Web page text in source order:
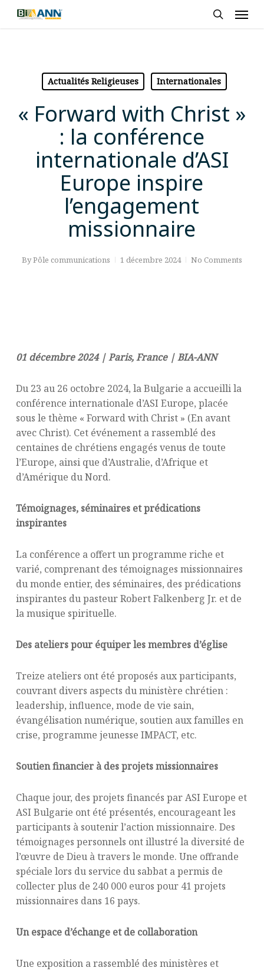
Skip
Actualités Religieuses Internationales
« Forward with Christ »
: la conférence
internationale d’ASI
Europe inspire
l’engagement
missionnaire
ByPôle communications 1 décembre 2024 No Comments
01 décembre 2024 | Paris, France | BIA-ANN
Du 23 au 26 octobre 2024, la Bulgarie a accueilli la
conférence internationale d’ASI Europe, placée
sous le thème « Forward with Christ » (En avant
avec Christ). Cet événement a rassemblé des
centaines de chrétiens engagés venus de toute
l’Europe, ainsi que d’Australie, d’Afrique et
d’Amérique du Nord.
Témoignages, séminaires et prédications
inspirantes
La conférence a offert un programme riche et
varié, comprenant des témoignages missionnaires
du monde entier, des séminaires, des prédications
inspirantes du pasteur Robert Falkenberg Jr. et de
la musique spirituelle.
Des ateliers pour équiper les membres d’église
Treize ateliers ont été proposés aux participants,
couvrant divers aspects du ministère chrétien :
leadership, influence, mode de vie sain,
évangélisation numérique, soutien aux familles en
crise, programme jeunesse IMPACT, etc.
Soutien financier à des projets missionnaires
Chaque jour, des projets financés par ASI Europe et
ASI Bulgarie ont été présentés, encourageant les
participants à soutenir l’action missionnaire. Des
témoignages personnels ont illustré la diversité de
l’œuvre de Dieu à travers le monde. Une offrande
spéciale lors du service du sabbat a permis de
collecter plus de 240 000 euros pour 41 projets
missionnaires dans 16 pays.
Un espace d’échange et de collaboration
Une exposition a rassemblé des ministères et